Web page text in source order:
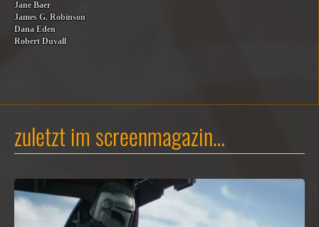
Jane Baer
James G. Robinson
Dana Eden
Robert Duvall
zuletzt im screenmagazin…